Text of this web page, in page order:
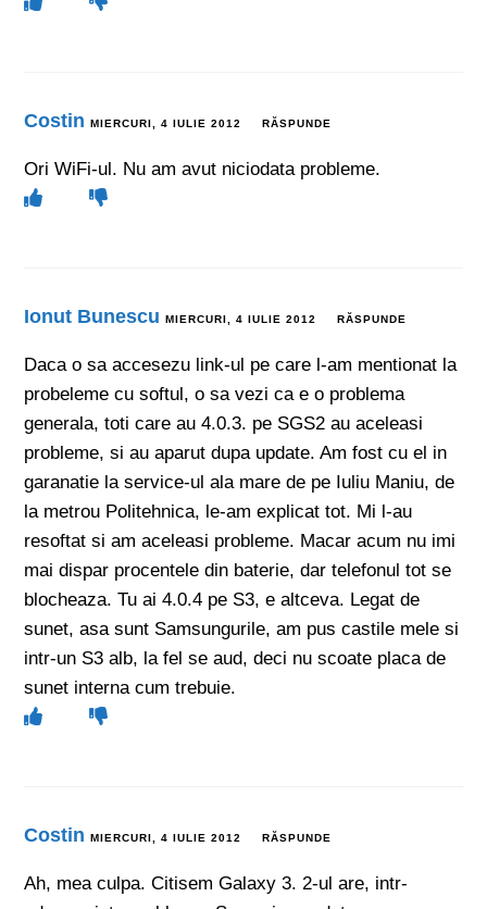
Costin MIERCURI, 4 IULIE 2012 RĂSPUNDE
Ori WiFi-ul. Nu am avut niciodata probleme.
Ionut Bunescu MIERCURI, 4 IULIE 2012 RĂSPUNDE
Daca o sa accesezu link-ul pe care l-am mentionat la
probeleme cu softul, o sa vezi ca e o problema
generala, toti care au 4.0.3. pe SGS2 au aceleasi
probleme, si au aparut dupa update. Am fost cu el in
garanatie la service-ul ala mare de pe Iuliu Maniu, de
la metrou Politehnica, le-am explicat tot. Mi l-au
resoftat si am aceleasi probleme. Macar acum nu imi
mai dispar procentele din baterie, dar telefonul tot se
blocheaza. Tu ai 4.0.4 pe S3, e altceva. Legat de
sunet, asa sunt Samsungurile, am pus castile mele si
intr-un S3 alb, la fel se aud, deci nu scoate placa de
sunet interna cum trebuie.
Costin MIERCURI, 4 IULIE 2012 RĂSPUNDE
Ah, mea culpa. Citisem Galaxy 3. 2-ul are, intr-